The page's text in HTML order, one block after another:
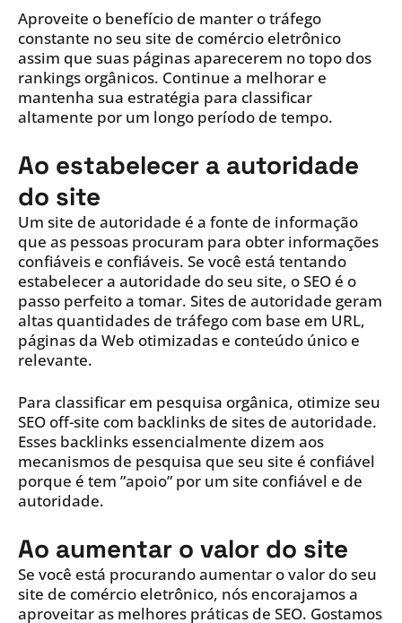
Aproveite o benefício de manter o tráfego
constante no seu site de comércio eletrônico
assim que suas páginas aparecerem no topo dos
rankings orgânicos. Continue a melhorar e
mantenha sua estratégia para classificar
altamente por um longo período de tempo.
Ao estabelecer a autoridade
do site
Um site de autoridade é a fonte de informação
que as pessoas procuram para obter informações
confiáveis e confiáveis. Se você está tentando
estabelecer a autoridade do seu site, o SEO é o
passo perfeito a tomar. Sites de autoridade geram
altas quantidades de tráfego com base em URL,
páginas da Web otimizadas e conteúdo único e
relevante.
Para classificar em pesquisa orgânica, otimize seu
SEO off-site com backlinks de sites de autoridade.
Esses backlinks essencialmente dizem aos
mecanismos de pesquisa que seu site é confiável
porque é tem ”apoio” por um site confiável e de
autoridade.
Ao aumentar o valor do site
Se você está procurando aumentar o valor do seu
site de comércio eletrônico, nós encorajamos a
aproveitar as melhores práticas de SEO. Gostamos